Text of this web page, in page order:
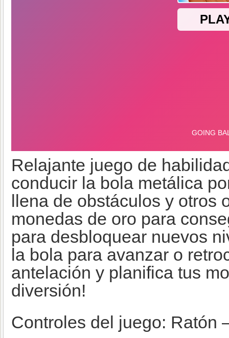
Relajante juego de
conducir la bola metálica
llena de obstáculos y otros
monedas de oro para
para desbloquear nuevos
la bola para avanzar o
antelación y planifica tus
diversión!
Controles del juego: Ratón